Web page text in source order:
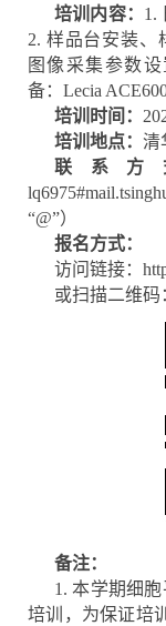
培训内容： 1.
2. 样品台安装、
图像采集参数
备：Lecia
培训时间：
培训地点： 清
联系方
“@”）
报名方式：
访问链接：
或扫描二维码
备注：
1. 本学期细
培训，为保证培